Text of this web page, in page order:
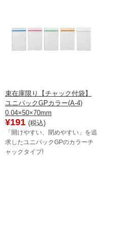
束在庫限り【チャック付袋】
ユニパックGPカラー(A-4)
0.04×50×70mm
¥191 (税込)
「開けやすい、閉めやすい」を追
求したユニパックGPのカラーチ
ャックタイプ!